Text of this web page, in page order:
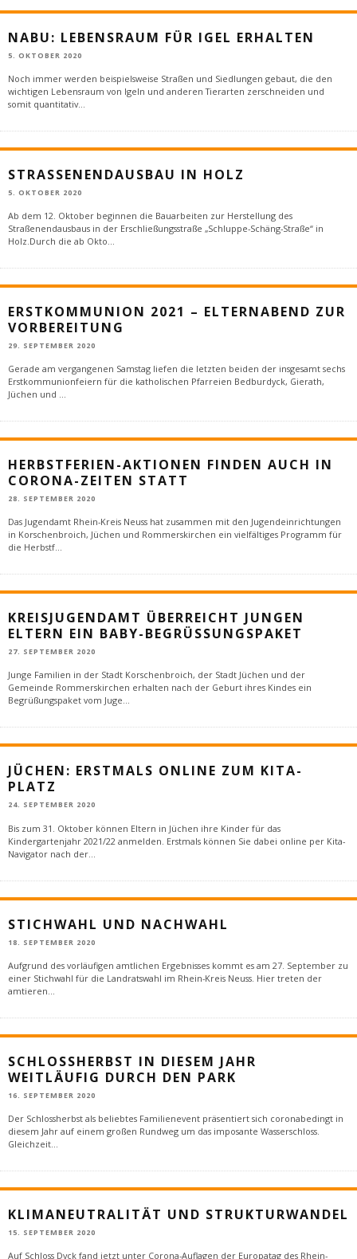
NABU: LEBENSRAUM FÜR IGEL ERHALTEN
5. OKTOBER 2020
Noch immer werden beispielsweise Straßen und Siedlungen gebaut, die den
wichtigen Lebensraum von Igeln und anderen Tierarten zerschneiden und
somit quantitativ...
STRASSENENDAUSBAU IN HOLZ
5. OKTOBER 2020
Ab dem 12. Oktober beginnen die Bauarbeiten zur Herstellung des
Straßenendausbaus in der Erschließungsstraße „Schluppe-Schäng-Straße“ in
Holz.Durch die ab Okto...
ERSTKOMMUNION 2021 – ELTERNABEND ZUR
VORBEREITUNG
29. SEPTEMBER 2020
Gerade am vergangenen Samstag liefen die letzten beiden der insgesamt sechs
Erstkommunionfeiern für die katholischen Pfarreien Bedburdyck, Gierath,
Jüchen und ...
HERBSTFERIEN-AKTIONEN FINDEN AUCH IN
CORONA-ZEITEN STATT
28. SEPTEMBER 2020
Das Jugendamt Rhein-Kreis Neuss hat zusammen mit den Jugendeinrichtungen
in Korschenbroich, Jüchen und Rommerskirchen ein vielfältiges Programm für
die Herbstf...
KREISJUGENDAMT ÜBERREICHT JUNGEN
ELTERN EIN BABY-BEGRÜSSUNGSPAKET
27. SEPTEMBER 2020
Junge Familien in der Stadt Korschenbroich, der Stadt Jüchen und der
Gemeinde Rommerskirchen erhalten nach der Geburt ihres Kindes ein
Begrüßungspaket vom Juge...
JÜCHEN: ERSTMALS ONLINE ZUM KITA-
PLATZ
24. SEPTEMBER 2020
Bis zum 31. Oktober können Eltern in Jüchen ihre Kinder für das
Kindergartenjahr 2021/22 anmelden. Erstmals können Sie dabei online per Kita-
Navigator nach der
STICHWAHL UND NACHWAHL
18. SEPTEMBER 2020
Aufgrund des vorläufigen amtlichen Ergebnisses kommt es am 27. September zu
einer Stichwahl für die Landratswahl im Rhein-Kreis Neuss. Hier treten der
amtieren
SCHLOSSHERBST IN DIESEM JAHR
WEITLÄUFIG DURCH DEN PARK
16. SEPTEMBER 2020
Der Schlossherbst als beliebtes Familienevent präsentiert sich coronabedingt in
diesem Jahr auf einem großen Rundweg um das imposante Wasserschloss.
Gleichzeit
KLIMANEUTRALITÄT UND STRUKTURWANDEL
15. SEPTEMBER 2020
Auf Schloss Dyck fand jetzt unter Corona-Auflagen der Europatag des Rhein-